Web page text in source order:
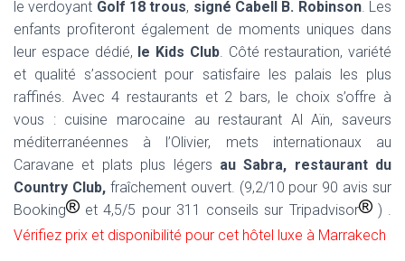
le verdoyant Golf 18 trous, signé Cabell B. Robinson. Les
enfants profiteront également de moments uniques dans
leur espace dédié, le Kids Club. Côté restauration, variété
et qualité s’associent pour satisfaire les palais les plus
raffinés. Avec 4 restaurants et 2 bars, le choix s’offre à
vous : cuisine marocaine au restaurant Al Aïn, saveurs
méditerranéennes à l’Olivier, mets internationaux au
Caravane et plats plus légers au Sabra, restaurant du
Country Club,fraîchement ouvert. (9,2/10 pour 90 avis sur
Booking
et 4,5/5 pour 311 conseils sur Tripadvisor
) .
Vérifiez prix et disponibilité pour cet hôtel luxe à Marrakech